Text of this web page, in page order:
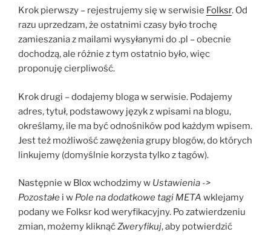
Krok pierwszy – rejestrujemy się w serwisie Folksr. Od
razu uprzedzam, że ostatnimi czasy było trochę
zamieszania z mailami wysyłanymi do .pl – obecnie
dochodzą, ale różnie z tym ostatnio było, więc
proponuję cierpliwość.
Krok drugi – dodajemy bloga w serwisie. Podajemy
adres, tytuł, podstawowy język z wpisami na blogu,
określamy, ile ma być odnośników pod każdym wpisem.
Jest też możliwość zawężenia grupy blogów, do których
linkujemy (domyślnie korzysta tylko z tagów).
Następnie w Blox wchodzimy w Ustawienia ->
Pozostałe i w Pole na dodatkowe tagi META wklejamy
podany we Folksr kod weryfikacyjny. Po zatwierdzeniu
zmian, możemy kliknąćZweryfikuj, aby potwierdzić